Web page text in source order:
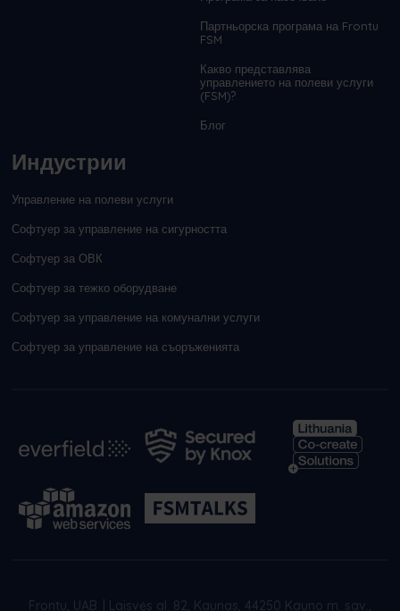
Партньорска програма на Frontu
FSM
Какво представлява
управлението на полеви услуги
(FSM)?
Блог
Индустрии
Управление на полеви услуги
Софтуер за управление на сигурността
Софтуер за ОВК
Софтуер за тежко оборудване
Софтуер за управление на комунални услуги
Софтуер за управление на съоръженията
Frontu, UAB Laisvės al. 82, Kaunas, 44250 Kauno m. sav.,